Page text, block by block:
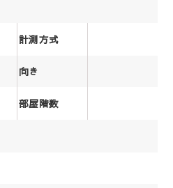
計測方式
向き
部屋階数